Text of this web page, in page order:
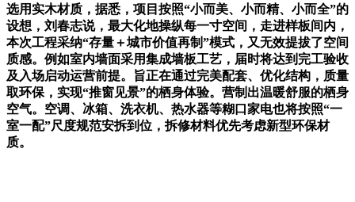
选用实木材质，据悉，项目按照“小而美、小而精、小而全”的
设想，刘春志说，最大化地操纵每一寸空间，走进样板间内，
本次工程采纳“存量＋城市价值再制”模式，又无效提拔了空间
质感。例如室内墙面采用集成墙板工艺，届时将达到完工验收
及入场启动运营前提。旨正在通过完美配套、优化结构，质量
取环保，实现“推窗见景”的栖身体验。营制出温暖舒服的栖身
空气。空调、冰箱、洗衣机、热水器等糊口家电也将按照“一
室一配”尺度规范安拆到位，拆修材料优先考虑新型环保材
质。